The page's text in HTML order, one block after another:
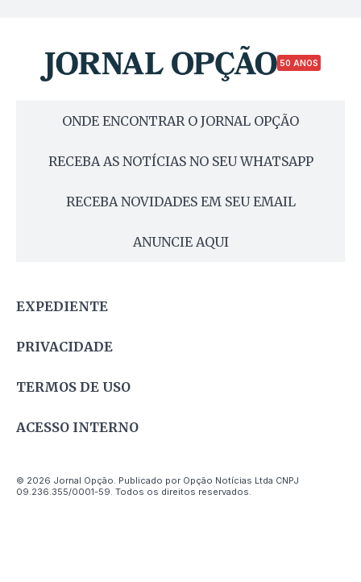
50 ANOS
ONDE ENCONTRAR O JORNAL OPÇÃO
RECEBA AS NOTÍCIAS NO SEU WHATSAPP
RECEBA NOVIDADES EM SEU EMAIL
ANUNCIE AQUI
EXPEDIENTE
PRIVACIDADE
TERMOS DE USO
ACESSO INTERNO
© 2026 Jornal Opção. Publicado por Opção Notícias Ltda CNPJ
09.236.355/0001-59. Todos os direitos reservados.